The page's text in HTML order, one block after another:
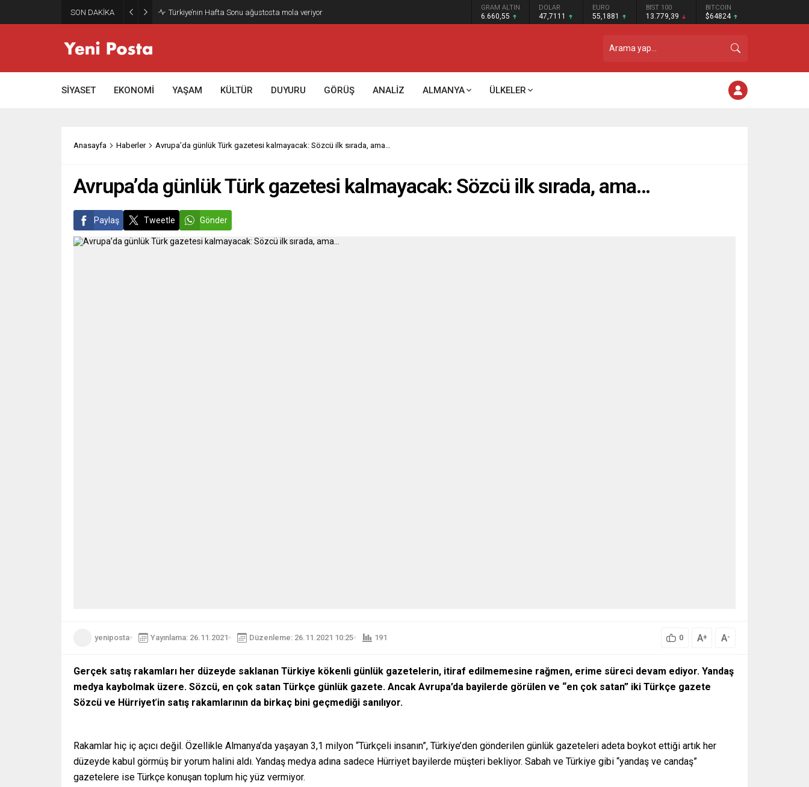
SON DAKİKA Gazze’nin geleceği: Teknokratik kontrol mü, kolonializm mi? GRAM ALTIN
6.660,55
DOLAR
47,7111
EURO
55,1881
BIST 100
13.779,39
BITCOIN
$64824
SİYASET EKONOMİ YAŞAM KÜLTÜR DUYURU GÖRÜŞ ANALİZ ALMANYA ÜLKELER
Anasayfa Haberler Avrupa’da günlük Türk gazetesi kalmayacak: Sözcü ilk sırada, ama…
Avrupa’da günlük Türk gazetesi kalmayacak: Sözcü ilk sırada, ama…
Paylaş Tweetle Gönder
yeniposta Yayınlama: 26.11.2021 Düzenleme: 26.11.2021 10:25 191 0 A+ A-
Gerçek satış rakamları her düzeyde saklanan Türkiye kökenli günlük gazetelerin, itiraf edilmemesine rağmen, erime süreci devam ediyor. Yandaş
medya kaybolmak üzere. Sözcü, en çok satan Türkçe günlük gazete. Ancak Avrupa’da bayilerde görülen ve “en çok satan” iki Türkçe gazete
Sözcü ve Hürriyet’in satış rakamlarının da birkaç bini geçmediği sanılıyor.
Rakamlar hiç iç açıcı değil. Özellikle Almanya’da yaşayan 3,1 milyon “Türkçeli insanın”, Türkiye’den gönderilen günlük gazeteleri adeta boykot ettiği artık her
düzeyde kabul görmüş bir yorum halini aldı. Yandaş medya adına sadece Hürriyet bayilerde müşteri bekliyor. Sabah ve Türkiye gibi “yandaş ve candaş”
gazetelere ise Türkçe konuşan toplum hiç yüz vermiyor.